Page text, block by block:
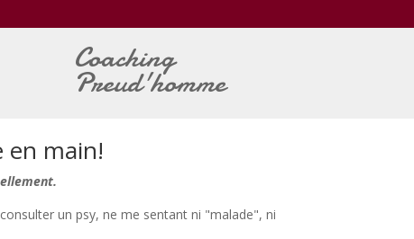
Coaching
Preud'homme
en main!
un psy, ne me sentant ni "malade", ni